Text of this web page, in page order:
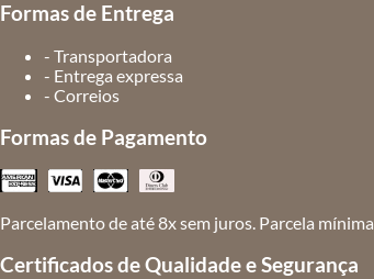
Formas de Entrega
- Transportadora
- Entrega expressa
- Correios
Formas de Pagamento
Parcelamento de até 8x sem juros. Parcela
Certificados de Qualidade e Segurança